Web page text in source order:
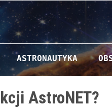
ASTRONAUTYKA
AstroNET?